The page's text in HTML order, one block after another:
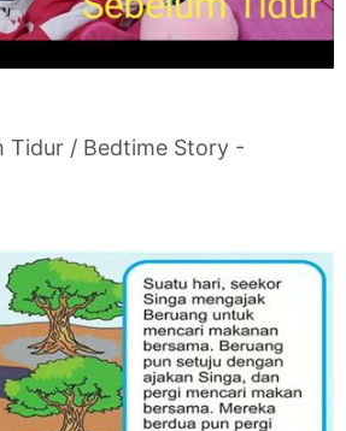
Tidur / Bedtime Story -